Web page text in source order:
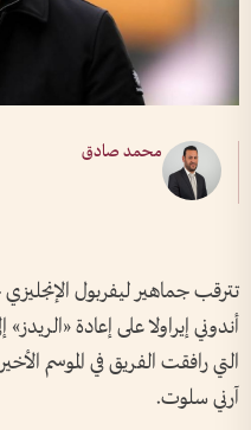
محمد صادق
تترقب جماهير ليفربول
أندوني إيراولا على إعادة
التي رافقت الفريق في الموسم
آرني سلوت.